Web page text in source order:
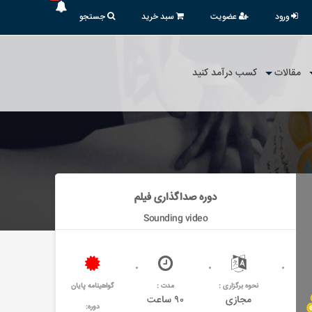
ورود عضویت سبد خرید جستجو
مقالات کسب درآمد کنید
دوره صداگذاری فیلم
Sounding video
نحوه برگزاری :
مجازی
مدت :
۹۰ ساعت
گواهینامه پایان
دوره: